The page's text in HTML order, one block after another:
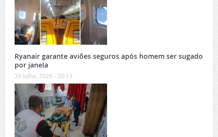
Ryanair garante aviões seguros após homem ser sugado
por janela
20 Julho, 2026 - 20:13